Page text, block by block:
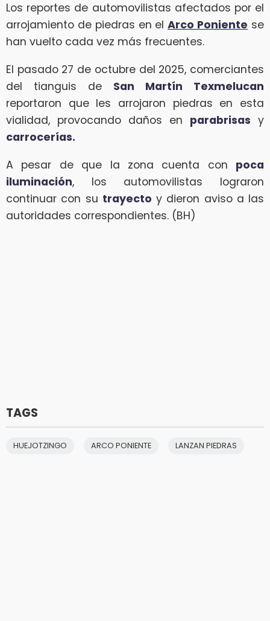
Los reportes de automovilistas afectados por el
arrojamiento de piedras en elArco Poniente se
han vuelto cada vez más frecuentes.
El pasado 27 de octubre del 2025, comerciantes
del tianguis de San Martín Texmelucan
reportaron que les arrojaron piedras en esta
vialidad, provocando daños en parabrisas y
carrocerías.
A pesar de que la zona cuenta con poca
iluminación, los automovilistas lograron
continuar con su trayecto y dieron aviso a las
autoridades correspondientes. (BH)
TAGS
HUEJOTZINGO ARCO PONIENTE LANZAN PIEDRAS